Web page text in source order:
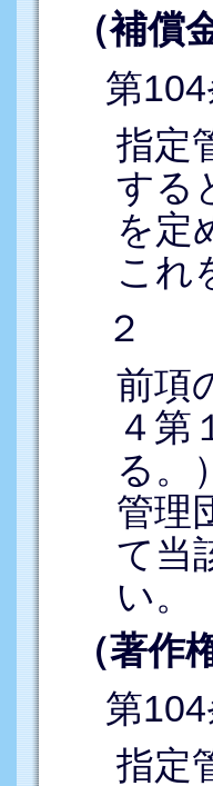
（補
第104
指定
する
を定
これ
２
前項
４第
る。
管理
て当
い。
（著
第104
指定